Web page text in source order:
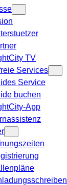
TV
Services
Service
buchen
App